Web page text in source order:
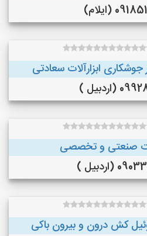
(ایلام)
ابزارآلات سعادتی
)
صنعتی و تخصصی
)
کش درون و بیرون باکی